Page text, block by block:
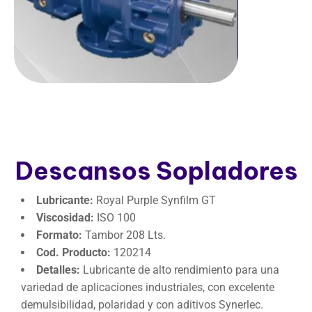
Descansos Sopladores
Lubricante: Royal Purple Synfilm GT
Viscosidad: ISO 100
Formato: Tambor 208 Lts.
Cod. Producto: 120214
Detalles: Lubricante de alto rendimiento para una
variedad de aplicaciones industriales, con excelente
demulsibilidad, polaridad y con aditivos Synerlec.